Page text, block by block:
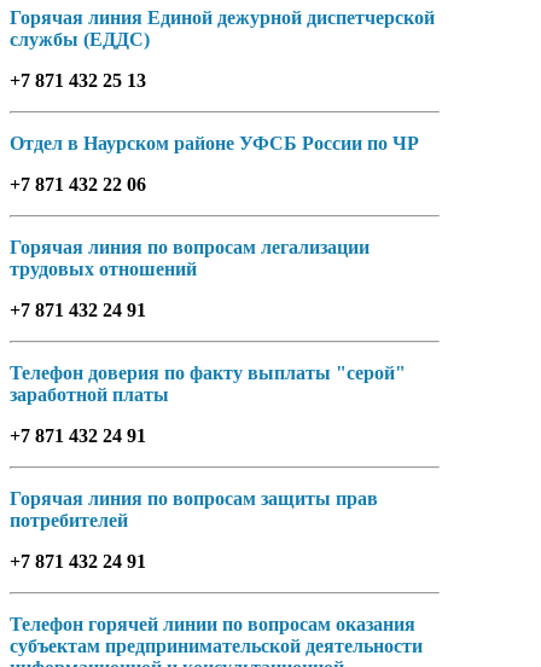
Горячая линия Единой дежурной диспетчерской
службы (ЕДДС)
+7 871 432 25 13
Отдел в Наурском районе УФСБ России по ЧР
+7 871 432 22 06
Горячая линия по вопросам легализации
трудовых отношений
+7 871 432 24 91
Телефон доверия по факту выплаты "серой"
заработной платы
+7 871 432 24 91
Горячая линия по вопросам защиты прав
потребителей
+7 871 432 24 91
Телефон горячей линии по вопросам оказания
субъектам предпринимательской деятельности